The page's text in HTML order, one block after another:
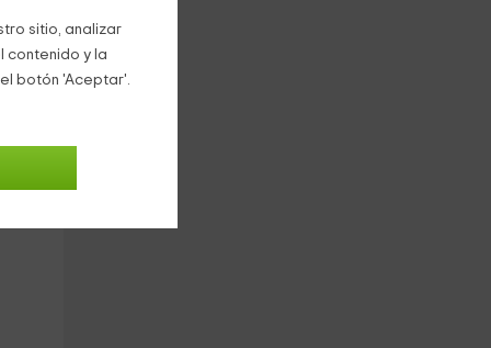
sitio, analizar
contenido y la
botón 'Aceptar'.